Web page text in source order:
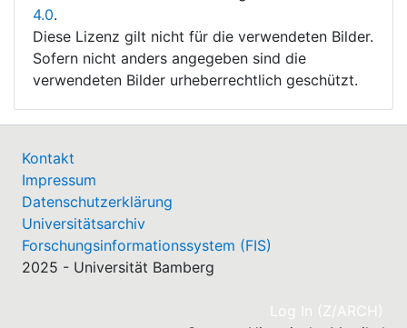
4.0.
Diese Lizenz gilt nicht für die verwendeten Bilder.
Sofern nicht anders angegeben sind die
verwendeten Bilder urheberrechtlich geschützt.
Kontakt
Impressum
Datenschutzerklärung
Universitätsarchiv
Forschungsinformationssystem (FIS)
2025 - Universität Bamberg
Log In (Z/ARCH)